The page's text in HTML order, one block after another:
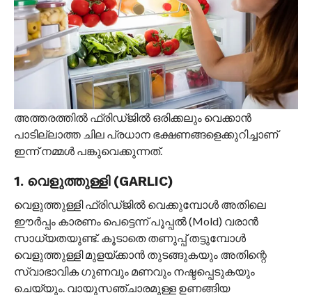
അത്തരത്തിൽ ഫ്രിഡ്ജിൽ ഒരിക്കലും വെക്കാൻ
പാടില്ലാത്ത ചില പ്രധാന ഭക്ഷണങ്ങളെക്കുറിച്ചാണ്
ഇന്ന് നമ്മൾ പങ്കുവെക്കുന്നത്.
1. വെളുത്തുള്ളി (GARLIC)
വെളുത്തുള്ളി ഫ്രിഡ്ജിൽ വെക്കുമ്പോൾ അതിലെ
ഈർപ്പം കാരണം പെട്ടെന്ന് പൂപ്പൽ (Mold) വരാൻ
സാധ്യതയുണ്ട്. കൂടാതെ തണുപ്പ് തട്ടുമ്പോൾ
വെളുത്തുള്ളി മുളയ്ക്കാൻ തുടങ്ങുകയും അതിന്റെ
സ്വാഭാവിക ഗുണവും മണവും നഷ്ടപ്പെടുകയും
ചെയ്യും. വായുസഞ്ചാരമുള്ള ഉണങ്ങിയ